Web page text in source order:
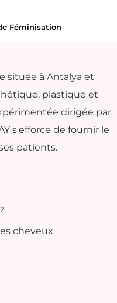
Féminisation
située à Antalya et
plastique et
dirigée par
s'efforce de fournir le
patients.
cheveux